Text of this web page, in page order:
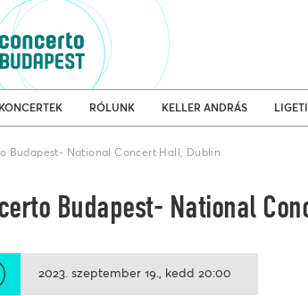
KONCERTEK RÓLUNK KELLER ANDRÁS
Budapest- National Concert Hall, Dublin
Budapest- National
2023. szeptember 19. kedd 20:00